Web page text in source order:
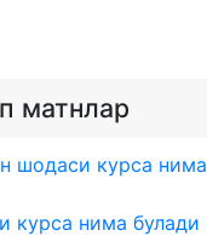
матнлар
шодаси курса нима
курса нима булади